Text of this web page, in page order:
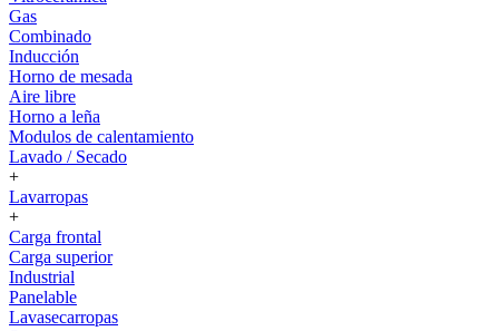
Gas
Combinado
Inducción
Horno de mesada
Aire libre
Horno a leña
Modulos de calentamiento
Lavado / Secado
+
Lavarropas
+
Carga frontal
Carga superior
Industrial
Panelable
Lavasecarropas